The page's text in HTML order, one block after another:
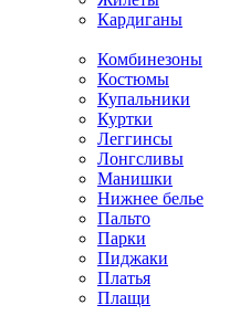
Кардиганы
Комбинезоны
Костюмы
Купальники
Куртки
Леггинсы
Лонгсливы
Манишки
Нижнее белье
Пальто
Парки
Пиджаки
Платья
Плащи